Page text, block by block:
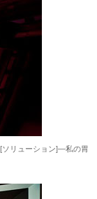
ソリューション]―私の胃